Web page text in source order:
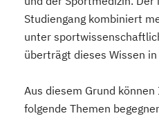
Studiengang kombiniert
unter
überträgt dieses Wissen
Aus diesem Grund
folgende Themen